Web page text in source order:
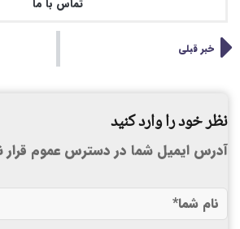
تماس با ما
خبر قبلی
نظر خود را وارد کنید
آدرس ایمیل شما در دسترس عموم قرار